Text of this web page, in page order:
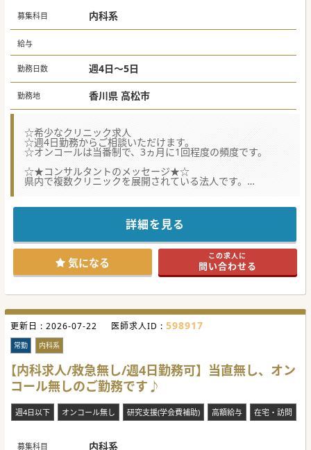
募集科目 内科系
給与
勤務日数 週4日～5日
勤務地 香川県 高松市
☆希少なクリニック求人
☆週4日勤務からご相談いただけます。
☆オンコールは当番制で、3ヵ月に1回程度の頻度です。
☆★コンサルタントのメッセージ★☆
県内で複数クリニックを展開されている法人です。
内科系医師が不足しており、体制強化を図りたいご意向で
ご興味がございましたら、是非お問い合わせください。
詳細を見る
気になる この求人に
問い合わせる
更新日 : 2026-07-22 医師求人ID : 598917
常勤 内科系
【内科求人/救急無し/週4日勤務可】当直無し、オン
コール無しのご勤務です♪
週4日以下 オンコール無し 研究支援(学会費補助) 高額給与 在宅・訪問
募集科目 内科系